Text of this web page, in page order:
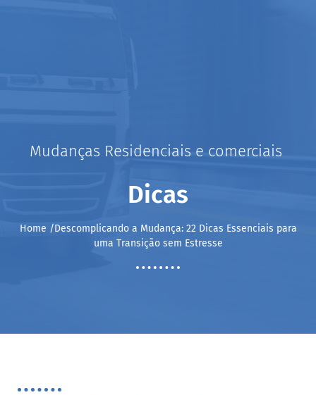
Mudanças Residenciais e comerciais
Dicas
Home /Descomplicando a Mudança: 22 Dicas Essenciais para
uma Transição sem Estresse